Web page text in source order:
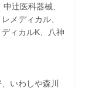
辻医科器械、
メディカル、
ィカルK、八神
いわしや森川